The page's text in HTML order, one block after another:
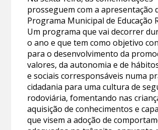
prosseguem com a apresentação
Programa Municipal de Educação
Um programa que vai decorrer
o ano e que tem como objetivo
para o desenvolvimento da
valores, da autonomia e de
e sociais corresponsáveis numa
cidadania para uma cultura de
rodoviária, fomentando nas
aquisição de conhecimentos e
que visem a adoção de